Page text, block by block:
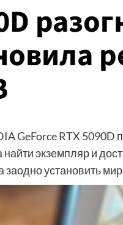
GeForce RTX 5090D
экземпляр и
установить